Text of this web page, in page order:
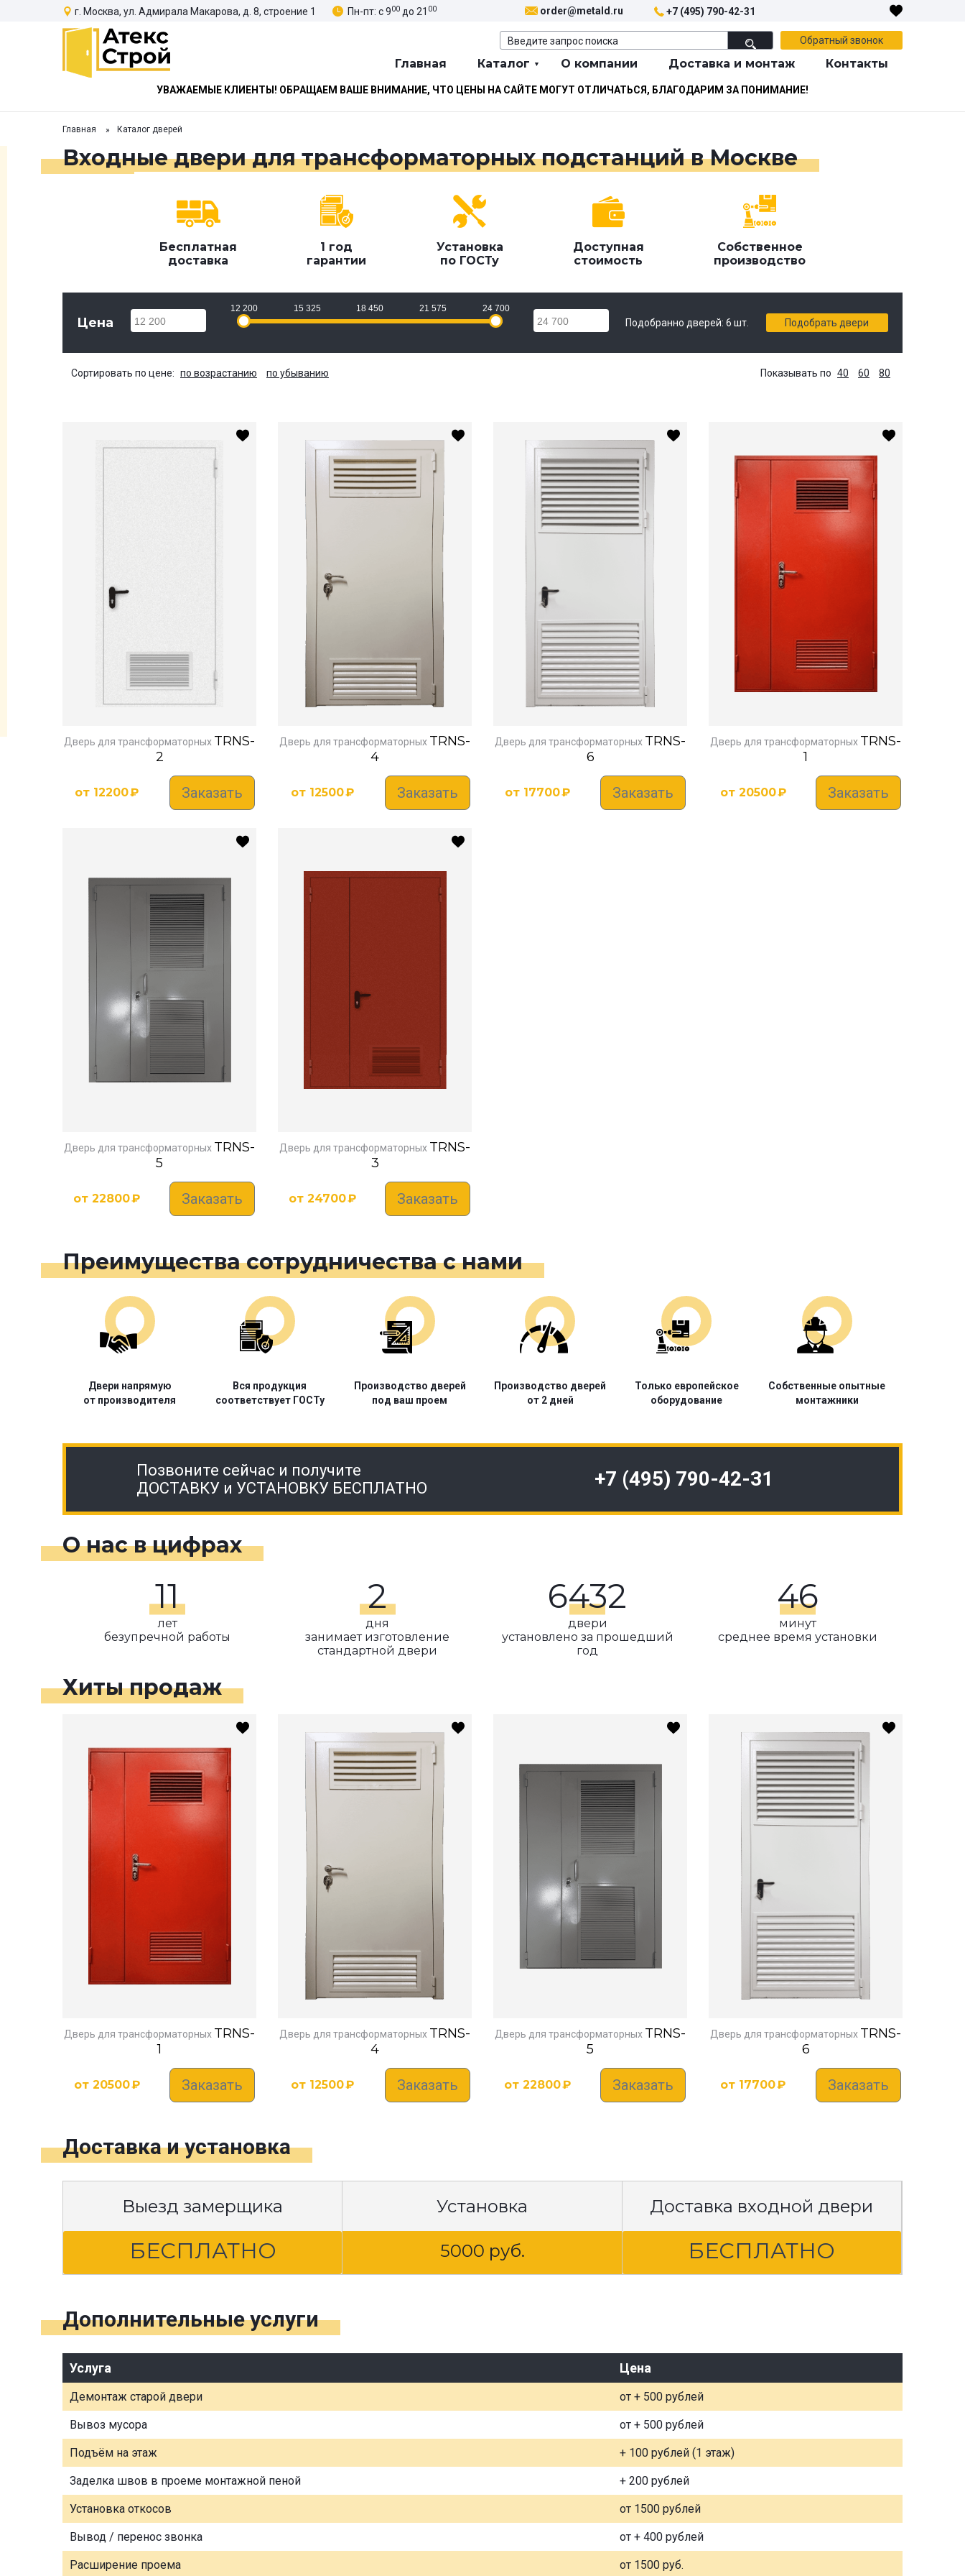
г. Москва, ул. Адмирала Макарова, д. 8, строение 1 Пн-пт: с 900 до 21 00 order@metald.ru +7 (495) 790-42-31
Обратный звонок
Главная Каталог О компании Доставка и монтаж Контакты
УВАЖАЕМЫЕ КЛИЕНТЫ! ОБРАЩАЕМ ВАШЕ ВНИМАНИЕ, ЧТО ЦЕНЫ НА САЙТЕ МОГУТ ОТЛИЧАТЬСЯ, БЛАГОДАРИМ ЗА ПОНИМАНИЕ!
Главная Каталог дверей
Входные двери для трансформаторных подстанций в Москве
Бесплатная
доставка
1 год
гарантии
Установка
по ГОСТу
Доступная
стоимость
Собственное
производство
Цена 12 200 24 700
12 200 15 325 18 450 21 575 24 700
Подобранно дверей:6 шт. Подобрать двери
Сортировать по цене: по возрастанию по убыванию Показывать по 40 60 80
Дверь для трансформаторных TRNS-
2
от 12200₽ Заказать
Дверь для трансформаторных TRNS-
4
от 12500₽ Заказать
Дверь для трансформаторных TRNS-
6
от 17700₽ Заказать
Дверь для трансформаторных TRNS-
1
от 20500₽ Заказать
Дверь для трансформаторных TRNS-
5
от 22800₽ Заказать
Дверь для трансформаторных TRNS-
3
от 24700₽ Заказать
Преимущества сотрудничества с нами
Двери напрямую
от производителя
Вся продукция
соответствует ГОСТу
Производство дверей
под ваш проем
Производство дверей
от 2 дней
Только европейское
оборудование
Собственные опытные
монтажники
Позвоните сейчас и получите
ДОСТАВКУ и УСТАНОВКУ БЕСПЛАТНО
+7 (495) 790-42-31
О нас в цифрах
11
лет
безупречной работы
2
дня
занимает изготовление
стандартной двери
6432
двери
установлено за прошедший
год
46
минут
среднее время установки
Хиты продаж
Дверь для трансформаторных TRNS-
1
от 20500₽ Заказать
Дверь для трансформаторных TRNS-
4
от 12500₽ Заказать
Дверь для трансформаторных TRNS-
5
от 22800₽ Заказать
Дверь для трансформаторных TRNS-
6
от 17700₽ Заказать
Доставка и установка
Выезд замерщика
БЕСПЛАТНО
Установка
5000 руб.
Доставка входной двери
БЕСПЛАТНО
Дополнительные услуги
Услуга Цена
Демонтаж старой двери от + 500 рублей
Вывоз мусора от + 500 рублей
Подъём на этаж + 100 рублей (1 этаж)
Заделка швов в проеме монтажной пеной + 200 рублей
Установка откосов от 1500 рублей
Вывод / перенос звонка от + 400 рублей
Расширение проема от 1500 руб.